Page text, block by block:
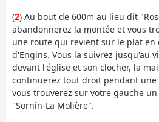
(2) Au bout de 600m au lieu dit
abandonnerez la montée et vous
une route qui revient sur le plat
d'Engins. Vous la suivrez jusqu'au
devant l'église et son clocher, la
continuerez tout droit pendant
vous trouverez sur votre gauche
"Sornin-La Molière".